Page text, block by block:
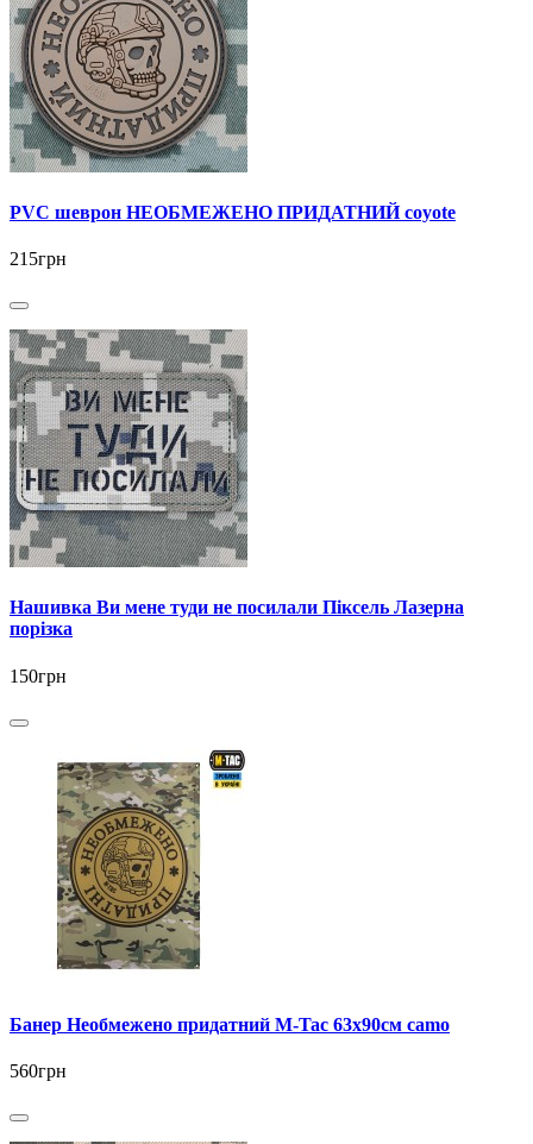
PVC шеврон НЕОБМЕЖЕНО ПРИДАТНИЙ coyote
215грн
Нашивка Ви мене туди не посилали Піксель Лазерна
порізка
150грн
Банер Необмежено придатний M-Tac 63x90см camo
560грн